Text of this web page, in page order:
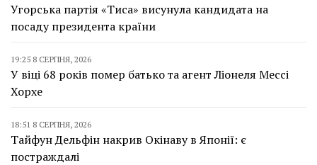
Угорська партія «Тиса» висунула кандидата на
посаду президента країни
19:25 8 СЕРПНЯ, 2026
У віці 68 років помер батько та агент Ліонеля Мессі
Хорхе
18:51 8 СЕРПНЯ, 2026
Тайфун Дельфін накрив Окінаву в Японії: є
постраждалі